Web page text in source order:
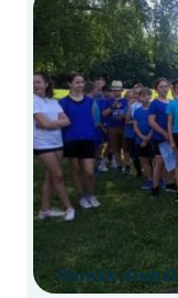
Osmák